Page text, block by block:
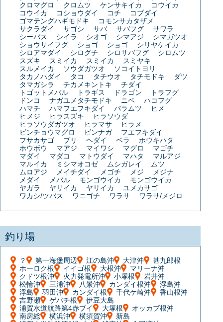
クロマグロ
クロムツ ケンサキイカ
コウイカ
コウイカ
コショウダイ コチ
コブダイ
ゴマテングハギモドキ
コモンサカタザメ
サクラダイ
サゴシ サバ サバフグ
サワラ
シーバス
シイラ シオゴ シマアジ
シマガツオ
ショウサイフグ
ショゴ ショゴ
シリヤケイカ
シロアマダイ
シログチ シロサバフグ
シロムツ
スズキ
スミイカ スミイカ
スミヤキ
スルメイカ
ソウダガツオ
ソコイトヨリ
タカノハダイ
タコ タチウオ タチモドキ
ダツ
タマガシラ
チカメキントキ
チダイ
トゴットメバル
トラギス ドラゴン
トラフグ
ドンコ
ナガユメタチモドキ ニベ
ハコフグ
ハマチ
ハマフエフキダイ バラムツ
ヒメ
ヒメジ
ヒラスズキ
ヒラソウダ
ヒラソウダガツオ
ヒラマサ
ヒラメ
ビンチョウマグロ
ビンナガ
フエフキダイ
フサカサゴ
ブリ ヘダイ ベラ
ホウキハタ
ホウボウ
マアジ マイワシ マグロ
マゴチ
マダイ
マダコ マトウダイ マハタ
マルアジ
マルイカ
ミシマオコゼ ムシガレイ
ムツ
ムロアジ
メイチダイ メゴチ メジ
メジナ
メダイ
メバル モンゴウイカ
モンゴウイカ
ヤガラ
ヤリイカ ヤリイカ
ユメカサゴ
ワカシ/ツバス
ワニゴチ ワラサ ワラサ/メジロ
釣り場
？ 第一海堡周辺 江の島沖 大津沖
甚九郎根
ホーロク根
イイゴ根 大根沖
マリーナ沖
クドツ根沖
火力発電所沖 小塚根
岩井沖
松輪沖
三浦沖 八景沖 カンダイ根沖
浮島沖
浮島
羽田沖 カンダイ根 千代ケ崎沖
香山根沖
吉野瀬
ゲバチ根
伊豆大島
浦賀水道航路第4赤ブイ
大塚根
オッカブ根沖
南房総
横浜沖 横須賀沖
新島